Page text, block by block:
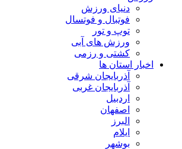
دنیای ورزش
فوتبال و فوتسال
توپ و تور
ورزش های آبی
کشتی و رزمی
اخبار استان ها
آذربایجان شرقی
آذربایجان غربی
اردبیل
اصفهان
البرز
ایلام
بوشهر